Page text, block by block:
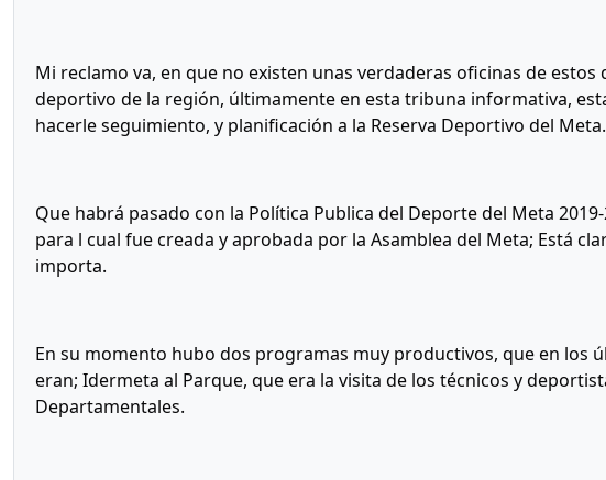
Mi reclamo va, en que no existen unas verdaderas oficinas de
deportivo de la región, últimamente en esta tribuna informativa,
hacerle seguimiento, y planificación a la Reserva Deportivo del Meta.
Que habrá pasado con la Política Publica del Deporte del Meta
para l cual fue creada y aprobada por la Asamblea del Meta; Está
importa.
En su momento hubo dos programas muy productivos, que en los
eran; Idermeta al Parque, que era la visita de los técnicos y
Departamentales.